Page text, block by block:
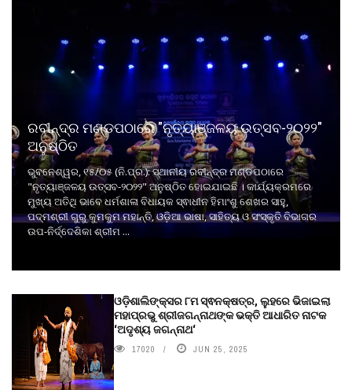
ରବୀନ୍ଦ୍ର ମଣ୍ଡପଠାରେ "ନୃତ୍ୟାଞ୍ଜଳୟ ଉତ୍ସବ-୨୦୨୨"
ଅନୁଷ୍ଠିତ
ଭୁବନେଶ୍ୱର, ୧୫/୦୫ (ନି.ପ୍ର.): ସ୍ଥାନୀୟ ରବୀନ୍ଦ୍ର ମଣ୍ଡପଠାରେ
"ନୃତ୍ୟାଞ୍ଜଳୟ ଉତ୍ସବ-୨୦୨୨" ଅନୁଷ୍ଠିତ ହୋଇଯାଇଛି । କାର୍ଯ୍ୟକ୍ରମରେ
ମୁଖ୍ୟ ଅତିଥି ଭାବେ ଧର୍ମଶାଳା ବିଧାୟକ ସ୍ଵାଧୀନ ହିମାଂଶୁ ଶେଖର ସାହୁ,
ପଦ୍ମଶ୍ରୀ ଗୁରୁ କୁମକୁମ ମହାନ୍ତି, ଓଡ଼ିଆ ଭାଷା, ସାହିତ୍ୟ ଓ ସଂସ୍କୃତି ବିଭାଗର
ଉପ-ନିର୍ଦ୍ଦେଶିକା ଶ୍ରୀମ ...
ଓଡ଼ିଶାଲିଙ୍କ୍ସର ୮ମ ସ୍ଵନକ୍ଷତ୍ର, ଲୁହରେ ଭିଜାଇଲା
ମହାପ୍ରଭୁ ଶ୍ରୀଜଗନ୍ନାଥଙ୍କ ଭକ୍ତି ଆଧାରିତ ନାଟକ
‘ଅଦୃଶ୍ୟ ଜଗନ୍ନାଥ‘
17020 JUN 25, 2025